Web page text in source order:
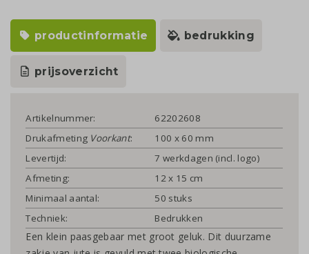
productinformatie bedrukking
prijsoverzicht
Artikelnummer:
62202608
Drukafmeting Voorkant:
100 x 60 mm
Levertijd:
7 werkdagen (incl. logo)
Afmeting:
12 x 15 cm
Minimaal aantal:
50 stuks
Techniek:
Bedrukken
Een klein paasgebaar met groot geluk. Dit duurzame